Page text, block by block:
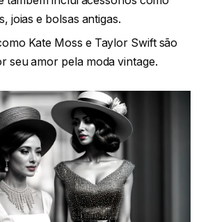
joias e bolsas antigas.
Kate Moss e Taylor Swift são
seu amor pela moda vintage.